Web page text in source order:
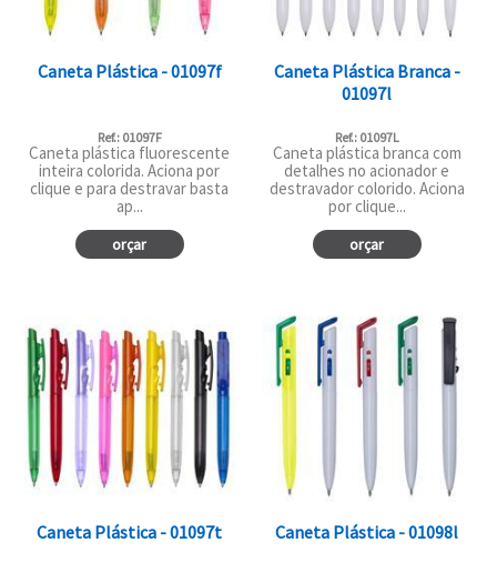
Caneta Plástica - 01097f
Ref.: 01097F
Caneta plástica fluorescente
inteira colorida. Aciona por
clique e para destravar basta
ap...
orçar
Caneta Plástica Branca -
01097l
Ref.: 01097L
Caneta plástica branca com
detalhes no acionador e
destravador colorido. Aciona
por clique...
orçar
Caneta Plástica - 01097t Caneta Plástica - 01098l